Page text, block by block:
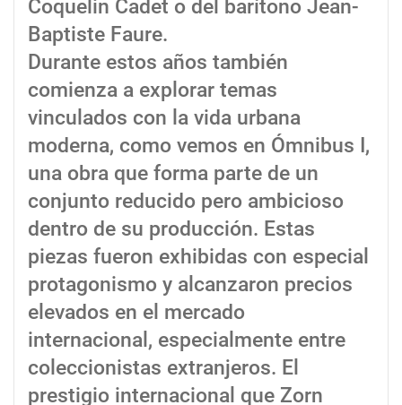
Coquelin Cadet o del barítono Jean-
Baptiste Faure.
Durante estos años también
comienza a explorar temas
vinculados con la vida urbana
moderna, como vemos en Ómnibus I,
una obra que forma parte de un
conjunto reducido pero ambicioso
dentro de su producción. Estas
piezas fueron exhibidas con especial
protagonismo y alcanzaron precios
elevados en el mercado
internacional, especialmente entre
coleccionistas extranjeros. El
prestigio internacional que Zorn